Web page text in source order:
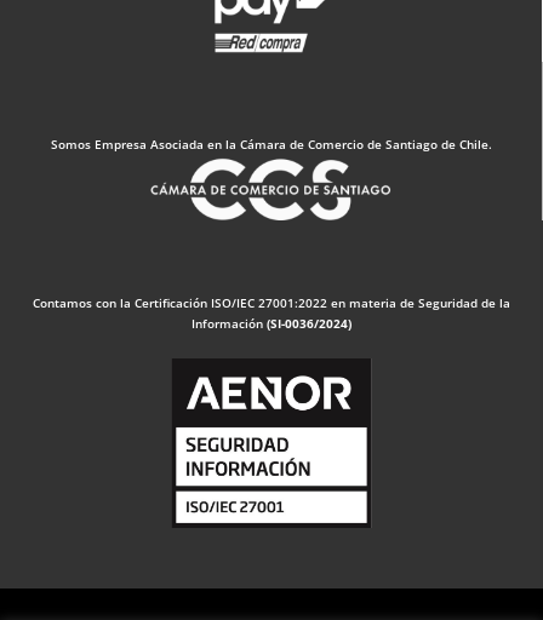
Somos Empresa Asociada en la Cámara de Comercio de Santiago de Chile.
Contamos con la Certificación ISO/IEC 27001:2022 en materia de Seguridad de la
Información (SI-0036/2024)